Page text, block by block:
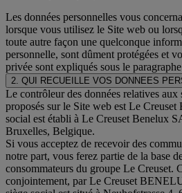
Les données personnelles vous
lorsque vous utilisez le Site web ou
toute autre façon une quelconque
personnelle, sont dûment protégées et
privée sont expliqués sous le
2. QUI RECUEILLE VOS DONNEES
Le contrôleur des données relatives aux
proposés sur le Site web est Le
social est établi à Le Creuset Benelux
Bruxelles, Belgique.
Si vous acceptez de recevoir des
notre part, vous ferez partie de la base
consommateurs du groupe Le Creuset.
conjointement, par Le Creuset